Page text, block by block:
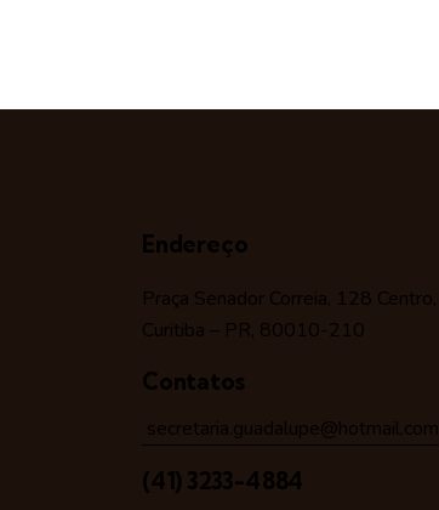
Endereço
Praça Senador Correia, 128 Centro,
Curitiba – PR, 80010-210
Contatos
secretaria.guadalupe@hotmail.com
(41) 3233-4884